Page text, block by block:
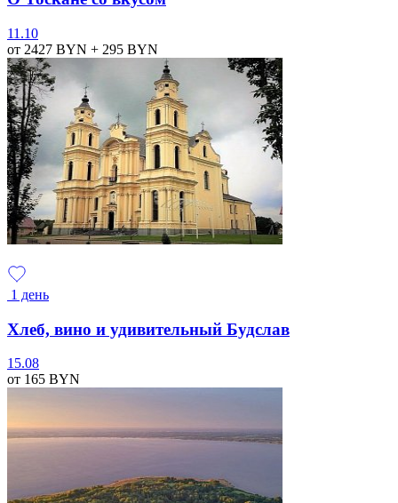
11.10
от 2427 BYN + 295 BYN
1 день
Хлеб, вино и удивительный Будслав
15.08
от 165 BYN